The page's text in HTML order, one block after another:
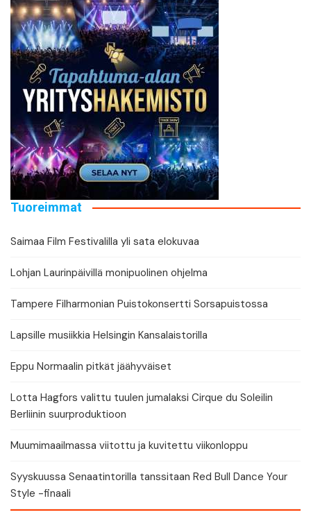
Tuoreimmat
Saimaa Film Festivalilla yli sata elokuvaa
Lohjan Laurinpäivillä monipuolinen ohjelma
Tampere Filharmonian Puistokonsertti Sorsapuistossa
Lapsille musiikkia Helsingin Kansalaistorilla
Eppu Normaalin pitkät jäähyväiset
Lotta Hagfors valittu tuulen jumalaksi Cirque du Soleilin
Berliinin suurproduktioon
Muumimaailmassa viitottu ja kuvitettu viikonloppu
Syyskuussa Senaatintorilla tanssitaan Red Bull Dance Your
Style -finaali